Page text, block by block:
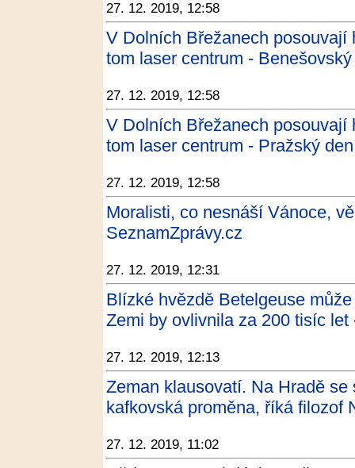
27. 12. 2019, 12:58
V Dolních Břežanech
tom laser centrum -
27. 12. 2019, 12:58
V Dolních Břežanech
tom laser centrum - Pražský
27. 12. 2019, 12:58
Moralisti, co nesnáší Vánoce,
SeznamZprávy.cz
27. 12. 2019, 12:31
Blízké hvězdě Betelgeuse
Zemi by ovlivnila za 200 tisíc let
27. 12. 2019, 12:13
Zeman klausovatí. Na Hradě
kafkovská proměna, říká filozof
27. 12. 2019, 11:02